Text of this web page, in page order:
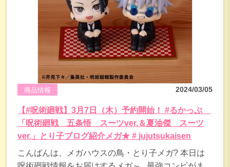
商品情報 2024/03/05
【#呪術廻戦】3月7日（木）予約開始！ #るかっぷ
「呪術廻戦 五条悟 スーツver.＆夏油傑 スーツ
ver.」とり子ブログ紹介メガ★ # jujutsukaisen
こんばんは、メガハウスの鳥・とり子メガ? 本日は